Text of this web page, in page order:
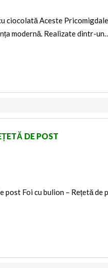
ciocolată Aceste
modernă. Realizate dintr-
DE POST
post Foi cu bulion – Rețetă